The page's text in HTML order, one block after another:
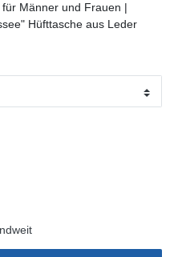
Männer und Frauen |
Hüfttasche aus Leder